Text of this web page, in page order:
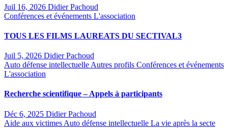
Juil 16, 2026 Didier Pachoud
Conférences et événements L'association
TOUS LES FILMS LAUREATS DU SECTIVAL3
Juil 5, 2026 Didier Pachoud
Auto défense intellectuelle Autres profils Conférences et événements
L'association
Recherche scientifique – Appels à participants
Déc 6, 2025 Didier Pachoud
Aide aux victimes Auto défense intellectuelle La vie après la secte